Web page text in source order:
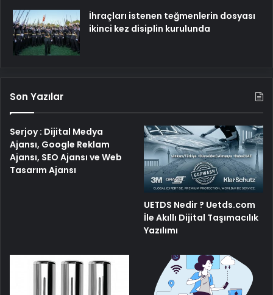
İhraçları istenen teğmenlerin dosyası
ikinci kez disiplin kurulunda
Son Yazılar
Serjoy : Dijital Medya
Ajansı, Google Reklam
Ajansı, SEO Ajansı ve Web
Tasarım Ajansı
UETDS Nedir ? Uetds.com
İle Akıllı Dijital Taşımacılık
Yazılımı